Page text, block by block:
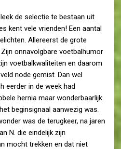
de selectie te bestaan uit
kent vele vrienden! Een aantal
Allereerst de grote
onnavolgbare voetbalhumor
voetbalkwaliteiten en daarom
node gemist. Dan wel
eerder in de week had
hernia maar wonderbaarlijk
beginsignaal aanwezig was.
was de terugkeer, na jaren
N. die eindelijk zijn
mocht trekken en dat niet